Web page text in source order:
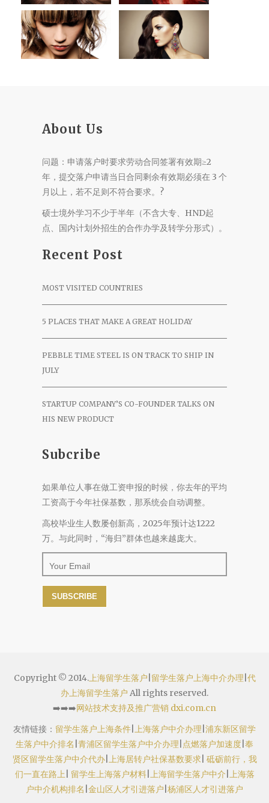
About Us
问题：申请落户时要求劳动合同签署有效期≥2
年，提交落户申请当日合同剩余有效期必须在 3 个
月以上，若不足则不符合要求。?
硕士境外学习不少于半年（不含大专、HND起
点、国内计划外招生的合作办学及转学分形式）。
Recent Post
MOST VISITED COUNTRIES
5 PLACES THAT MAKE A GREAT HOLIDAY
PEBBLE TIME STEEL IS ON TRACK TO SHIP IN
JULY
STARTUP COMPANY’S CO-FOUNDER TALKS ON
HIS NEW PRODUCT
Subcribe
如果单位人事在做工资申报的时候，你去年的平均
工资高于今年社保基数，那系统会自动调整。
高校毕业生人数屡创新高，2025年预计达1222
万。与此同时，“海归”群体也越来越庞大。
Copyright © 2014.上海留学生落户 留学生落户上海中介办理 代
办上海留学生落户 All rights reserved.
➡️➡️➡️网站技术支持及推广营销 dxi.com.cn
友情链接： 留学生落户上海条件 上海落户中介办理 浦东新区留学
生落户中介排名 青浦区留学生落户中介办理 点燃落户加速度 奉
贤区留学生落户中介代办| 上海居转户社保基数要求| 砥砺前行，我
们一直在路上
留学生上海落户材料| 上海留学生落户中介 上海落
户中介机构排名 金山区人才引进落户 杨浦区人才引进落户